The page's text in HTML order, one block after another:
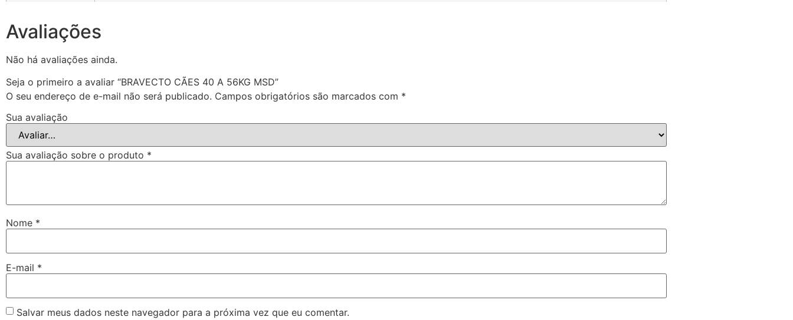
Avaliações
Não há avaliações ainda.
Seja o primeiro a avaliar “BRAVECTO CÃES 40 A 56KG MSD”
O seu endereço de e-mail não será publicado. Campos obrigatórios são marcados com *
Sua avaliação
Sua avaliação sobre o produto *
Nome *
E-mail *
Salvar meus dados neste navegador para a próxima vez que eu comentar.